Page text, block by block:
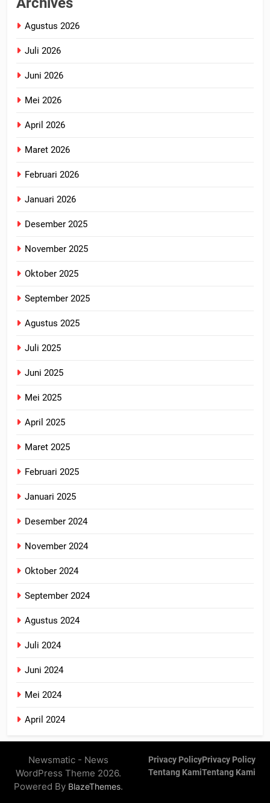
Agustus 2026
Juli 2026
Juni 2026
Mei 2026
April 2026
Maret 2026
Februari 2026
Januari 2026
Desember 2025
November 2025
Oktober 2025
September 2025
Agustus 2025
Juli 2025
Juni 2025
Mei 2025
April 2025
Maret 2025
Februari 2025
Januari 2025
Desember 2024
November 2024
Oktober 2024
September 2024
Agustus 2024
Juli 2024
Juni 2024
Mei 2024
April 2024
Newsmatic - News
WordPress Theme 2026.
Powered By BlazeThemes.
Privacy PolicyPrivacy Policy
Tentang KamiTentang Kami